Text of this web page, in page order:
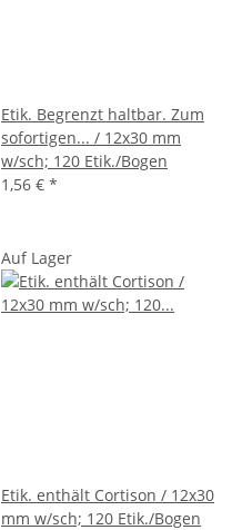
Etik. Begrenzt haltbar. Zum
sofortigen... / 12x30 mm
w/sch; 120 Etik./Bogen
1,56 € *
Auf Lager
Etik. enthält Cortison / 12x30
mm w/sch; 120 Etik./Bogen